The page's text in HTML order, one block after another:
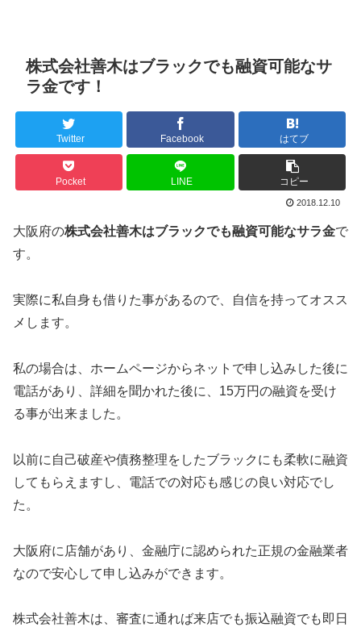
株式会社善木はブラックでも融資可能なサ
ラ金です！
Twitter Facebook はてブ
Pocket LINE コピー
2018.12.10
大阪府の株式会社善木はブラックでも融資可能なサラ金で
す。
実際に私自身も借りた事があるので、自信を持ってオスス
メします。
私の場合は、ホームページからネットで申し込みした後に
電話があり、詳細を聞かれた後に、15万円の融資を受け
る事が出来ました。
以前に自己破産や債務整理をしたブラックにも柔軟に融資
してもらえますし、電話での対応も感じの良い対応でし
た。
大阪府に店舗があり、金融庁に認められた正規の金融業者
なので安心して申し込みができます。
株式会社善木は、審査に通れば来店でも振込融資でも即日